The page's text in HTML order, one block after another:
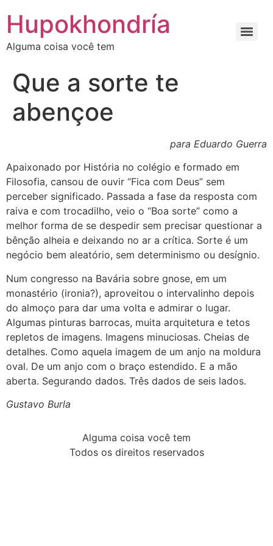
para
conteúdo
Hupokhondría
Alguma coisa você tem
Que a sorte te
abençoe
para Eduardo Guerra
Apaixonado por História no colégio e formado em
Filosofia, cansou de ouvir “Fica com Deus” sem
perceber significado. Passada a fase da resposta com
raiva e com trocadilho, veio o “Boa sorte” como a
melhor forma de se despedir sem precisar questionar a
bênção alheia e deixando no ar a crítica. Sorte é um
negócio bem aleatório, sem determinismo ou desígnio.
Num congresso na Bavária sobre gnose, em um
monastério (ironia?), aproveitou o intervalinho depois
do almoço para dar uma volta e admirar o lugar.
Algumas pinturas barrocas, muita arquitetura e tetos
repletos de imagens. Imagens minuciosas. Cheias de
detalhes. Como aquela imagem de um anjo na moldura
oval. De um anjo com o braço estendido. E a mão
aberta. Segurando dados. Três dados de seis lados.
Gustavo Burla
Alguma coisa você tem
Todos os direitos reservados